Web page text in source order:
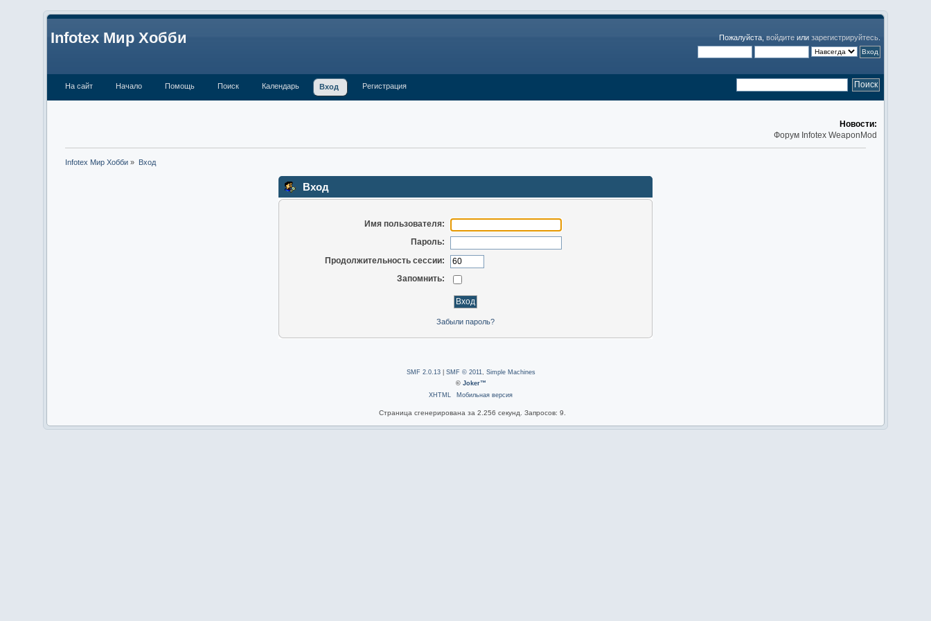
Infotex Мир Хобби Пожалуйста, войдитеили зарегистрируйтесь.
На сайт Начало Помощь Поиск Календарь Вход Регистрация
Новости:
Форум Infotex WeaponMod
Infotex Мир Хобби » Вход
Вход
Имя пользователя:
Пароль:
Продолжительность сессии:
Запомнить:
Забыли пароль?
SMF 2.0.13| SMF © 2011, Simple Machines
© Joker™
XHTML
Мобильная версия
Страница сгенерирована за 2.256 секунд. Запросов: 9.